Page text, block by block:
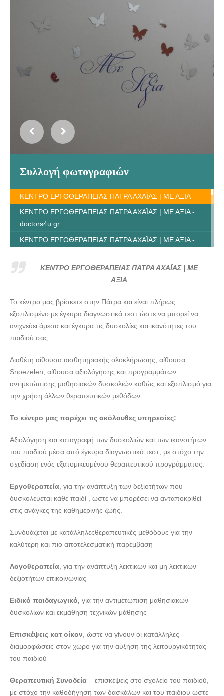
Συλλογή φωτογραφιών
ΚΕΝΤΡΟ ΕΡΓΟΘΕΡΑΠΕΙΑΣ ΠΑΤΡΑ ΑΧΑΪΑΣ | ΜΕ ΑΞΙΑ
ΚΕΝΤΡΟ ΕΡΓΟΘΕΡΑΠΕΙΑΣ ΠΑΤΡΑ ΑΧΑΪΑΣ | ΜΕ ΑΞΙΑ -
doctors4u.gr
ΚΕΝΤΡΟ ΕΡΓΟΘΕΡΑΠΕΙΑΣ ΠΑΤΡΑ ΑΧΑΪΑΣ | ΜΕ ΑΞΙΑ -
ΚΕΝΤΡΟ ΕΡΓΟΘΕΡΑΠΕΙΑΣ ΠΑΤΡΑ ΑΧΑΪΑΣ | ΜΕ ΑΞΙΑ -
doctors4u.gr
ΚΕΝΤΡΟ ΕΡΓΟΘΕΡΑΠΕΙΑΣ ΠΑΤΡΑ ΑΧΑΪΑΣ | ΜΕ ΑΞΙΑ -
doctors4u.gr
doctors4u.gr
ΚΕΝΤΡΟ ΕΡΓΟΘΕΡΑΠΕΙΑΣ ΠΑΤΡΑ ΑΧΑΪΑΣ | ΜΕ ΑΞΙΑ -
doctors4u.gr
doctors4u.gr
doctors4u.gr
ΚΕΝΤΡΟ ΕΡΓΟΘΕΡΑΠΕΙΑΣ ΠΑΤΡΑ ΑΧΑΪΑΣ | ΜΕ ΑΞΙΑ -
ΚΕΝΤΡΟ ΕΡΓΟΘΕΡΑΠΕΙΑΣ ΠΑΤΡΑ ΑΧΑΪΑΣ | ΜΕ ΑΞΙΑ -
doctors4u.gr
ΚΕΝΤΡΟ ΕΡΓΟΘΕΡΑΠΕΙΑΣ ΠΑΤΡΑ ΑΧΑΪΑΣ | ΜΕ ΑΞΙΑ -
ΚΕΝΤΡΟ ΕΡΓΟΘΕΡΑΠΕΙΑΣ ΠΑΤΡΑ ΑΧΑΪΑΣ | ΜΕ ΑΞΙΑ -
ΚΕΝΤΡΟ ΕΡΓΟΘΕΡΑΠΕΙΑΣ ΠΑΤΡΑ ΑΧΑΪΑΣ | ΜΕ ΑΞΙΑ -
doctors4u.gr
ΚΕΝΤΡΟ ΕΡΓΟΘΕΡΑΠΕΙΑΣ ΠΑΤΡΑ ΑΧΑΪΑΣ | ΜΕ ΑΞΙΑ -
doctors4u.gr
doctors4u.gr
ΚΕΝΤΡΟ ΕΡΓΟΘΕΡΑΠΕΙΑΣ ΠΑΤΡΑ ΑΧΑΪΑΣ | ΜΕ ΑΞΙΑ -
ΚΕΝΤΡΟ ΕΡΓΟΘΕΡΑΠΕΙΑΣ ΠΑΤΡΑ ΑΧΑΪΑΣ | ΜΕ ΑΞΙΑ -
doctors4u.gr
ΚΕΝΤΡΟ ΕΡΓΟΘΕΡΑΠΕΙΑΣ ΠΑΤΡΑ ΑΧΑΪΑΣ | ΜΕ
ΑΞΙΑ
Το κέντρο μας βρίσκετε στην Πάτρα και είναι πλήρως
εξοπλισμένο με έγκυρα διαγνωστικά τεστ ώστε να μπορεί να
ανιχνεύει άμεσα και έγκυρα τις δυσκολίες και ικανότητες του
παιδιού σας.
Διαθέτη αίθουσα αισθητηριακής ολοκλήρωσης, αίθουσα
Snoezelen, αίθουσα αξιολόγησης και προγραμμάτων
αντιμετώπισης μαθησιακών δυσκολιών καθώς και εξοπλισμό για
την χρήση άλλων θεραπευτικών μεθόδων.
Το κέντρο μας παρέχει τις ακόλουθες υπηρεσίες:
Aξιολόγηση και καταγραφή των δυσκολιών και των ικανοτήτων
του παιδιού μέσα από έγκυρα διαγνωστικά τεστ, με στόχο την
σχεδίαση ενός εξατομικευμένου θεραπευτικού προγράμματος.
Eργοθεραπεία , για την ανάπτυξη των δεξιοτήτων που
δυσκολεύεται κάθε παιδί , ώστε να μπορέσει να ανταποκριθεί
στις ανάγκες της καθημερινής ζωής.
Συνδυάζεται με κατάλληλεςθεραπευτικές μεθόδους για την
καλύτερη και πιο αποτελεσματική παρέμβαση
Λογοθεραπεία , για την ανάπτυξη λεκτικών και μη λεκτικών
δεξιοτήτων επικοινωνίας
Ειδικό παιδαγωγικό, για την αντιμετώπιση μαθησιακών
δυσκολίων και εκμάθηση τεχνικών μάθησης
Eπισκέψεις κατ οίκον , ώστε να γίνουν οι κατάλληλες
διαμορφώσεις στον χώρο για την αύξηση της λειτουργικότητας
του παιδιού
Θεραπευτική Συνοδεία – επισκέψεις στο σχολείο του παιδιού,
με στόχο την καθοδήγηση των δασκάλων και του παιδιού ώστε